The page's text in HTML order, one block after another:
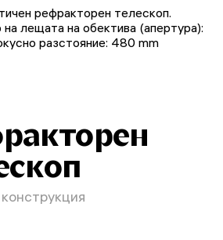
рефракторен телескоп.
лещата на обектива (апертура):
разстояние: 480 mm